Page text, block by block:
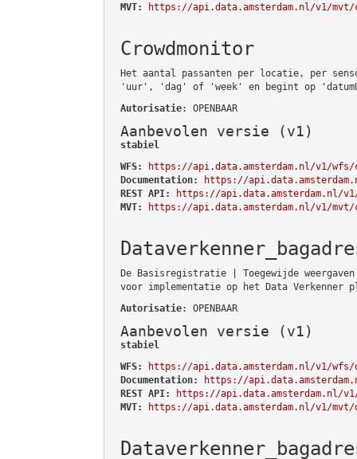
MVT:
https://api.data.amsterdam.nl/v1/mvt/
Crowdmonitor
Het aantal passanten per locatie, per
'uur', 'dag' of 'week' en begint op
Autorisatie: OPENBAAR
Aanbevolen versie (v1)
stabiel
WFS:
https://api.data.amsterdam.nl/v1/wfs/
Documentation:
https://
REST API:
https://api.data.amsterdam.nl/
MVT:
https://api.data.amsterdam.nl/v1/mvt/
De Basisregistratie | Toegewijde
voor implementatie op het Data Verkenner
Autorisatie: OPENBAAR
Aanbevolen versie (v1)
stabiel
WFS:
https://api.data.amsterdam.nl/v1/wfs/
Documentation:
https://
REST API:
https://api.data.amsterdam.nl/
MVT:
https://api.data.amsterdam.nl/v1/mvt/